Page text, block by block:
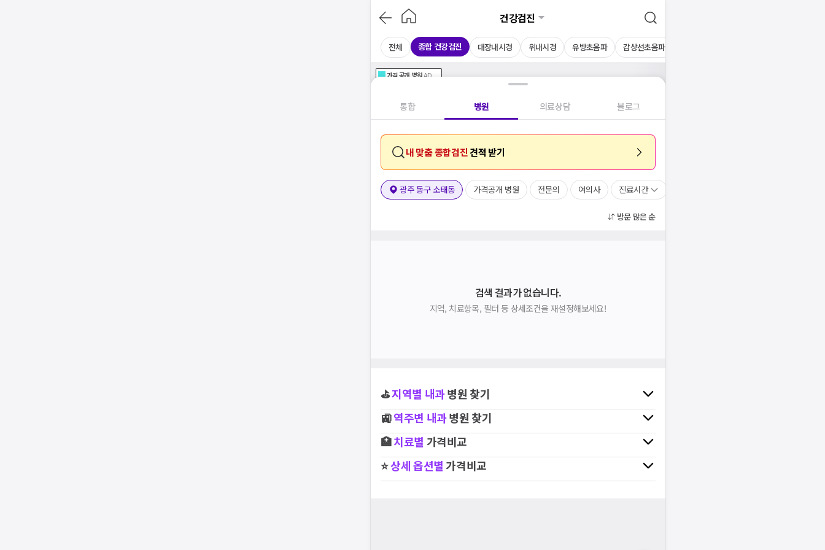
건강검진
전체 종합 건강검진 대장내시경 위내시경 유방초음파 갑상선초음파
가격공개 병원AD
통합 병원 의료상담 블로그
내 맞춤 종합검진 견적 받기
광주 동구 소태동 가격공개 병원 전문의 여의사 진료시간
방문 많은 순
검색 결과가 없습니다.
지역, 치료항목, 필터 등 상세조건을 재설정해보세요!
⛳지역별 내과병원 찾기
🚉역주변 내과병원 찾기
🏥치료별 가격비교
⭐상세 옵션별가격비교